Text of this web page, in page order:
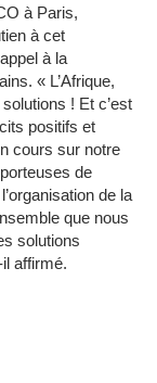
à Paris,
à cet
à la
« L’Afrique,
! Et c’est
positifs et
cours sur notre
de
de la
que nous
solutions
affirmé.